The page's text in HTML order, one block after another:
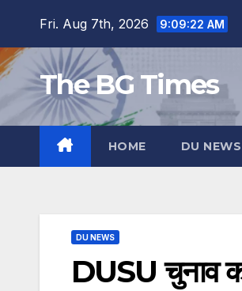
content
Fri. Aug 7th, 2026 9:09:24 AM
The BG Times
HOME DU NEWS
DU NEWS
DUSU चुनाव